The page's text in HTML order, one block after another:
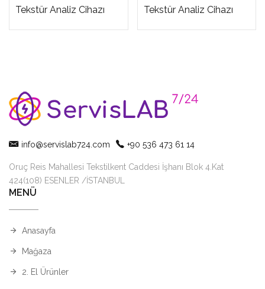
Tekstür Analiz Cihazı
Tekstür Analiz Cihazı
info@servislab724.com +90 536 473 61 14
Oruç Reis Mahallesi Tekstilkent Caddesi İşhanı Blok 4.Kat
424(108) ESENLER /İSTANBUL
MENÜ
Anasayfa
Mağaza
2. El Ürünler